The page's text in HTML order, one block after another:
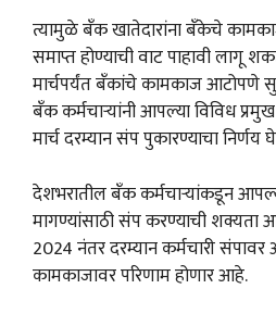
त्यामुळे बँक खातेदारांना बँकेचे
समाप्त होण्याची वाट पाहावी लागू
मार्चपर्यंत बँकांचे कामकाज
बँक कर्मचाऱ्यांनी आपल्या विविध
मार्च दरम्यान संप पुकारण्याचा
देशभरातील बँक कर्मचाऱ्यांकडून
मागण्यांसाठी संप करण्याची शक्यता
2024 नंतर दरम्यान कर्मचारी
कामकाजावर परिणाम होणार आहे.